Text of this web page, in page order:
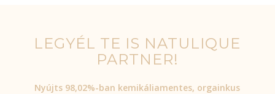
LEGYÉL TE IS NATULIQUE
PARTNER!
Nyújts 98,02%-ban kemikáliamentes, orgainkus